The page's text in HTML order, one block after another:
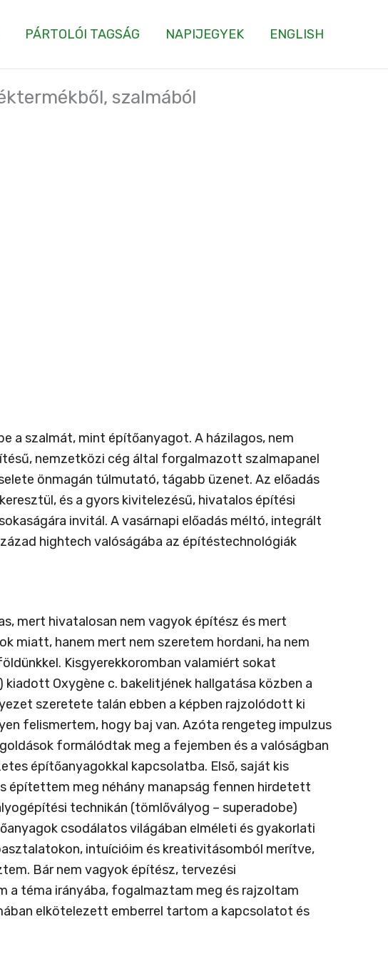
PÁRTOLÓI TAGSÁG NAPIJEGYEK ENGLISH
szalmából
a szalmát, mint építőanyagot. A házilagos, nem
nemzetközi cég által forgalmazott szalmapanel
önmagán túlmutató, tágabb üzenet. Az előadás
és a gyors kivitelezésű, hivatalos építési
invitál. A vasárnapi előadás méltó, integrált
hightech valóságába az építéstechnológiák
mert hivatalosan nem vagyok építész és mert
miatt, hanem mert nem szeretem hordani, ha nem
Kisgyerekkoromban valamiért sokat
Oxygène c. bakelitjének hallgatása közben a
szeretete talán ebben a képben rajzolódott ki
felismertem, hogy baj van. Azóta rengeteg impulzus
formálódtak meg a fejemben és a valóságban
építőanyagokkal kapcsolatba. Első, saját kis
építettem meg néhány manapság fennen hirdetett
technikán (tömlővályog – superadobe)
csodálatos világában elméleti és gyakorlati
intuícióim és kreativitásomból merítve,
Bár nem vagyok építész, tervezési
téma irányába, fogalmaztam meg és rajzoltam
elkötelezett emberrel tartom a kapcsolatot és